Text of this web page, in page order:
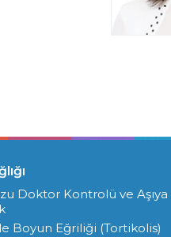
Doktor Kontrolü ve Aşıya
Boyun Eğriliği (Tortikolis)